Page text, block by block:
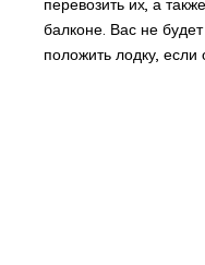
перевозить их, а
балконе. Вас не
положить лодку,